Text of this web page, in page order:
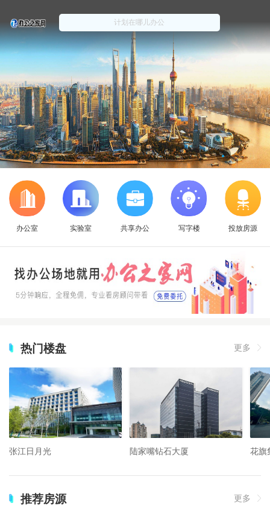
办公室 实验室 共享办公 写字楼 投放房源
热门楼盘 更多
张江日月光 陆家嘴钻石大厦 花旗
推荐房源 更多